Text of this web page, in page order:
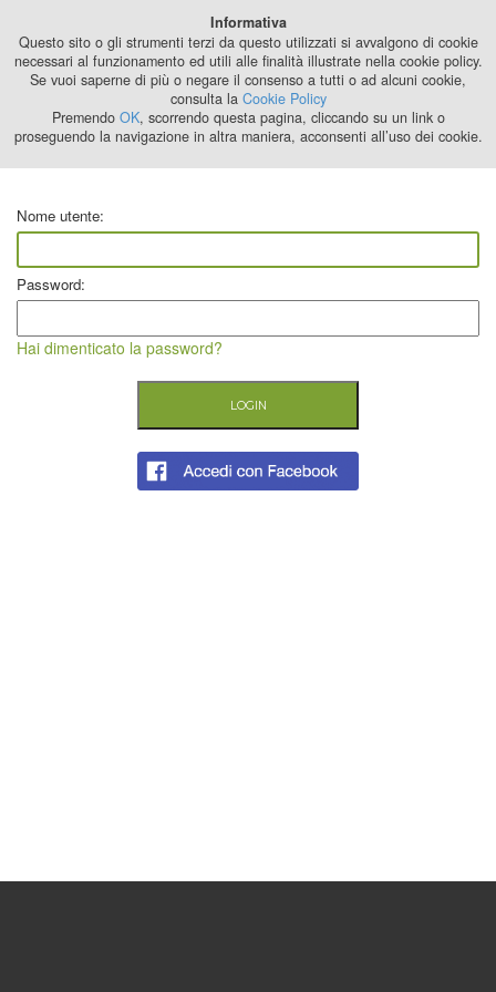
2024
Nome utente:
Password:
Hai dimenticato la password?
Informativa
Questo sito o gli strumenti terzi da questo utilizzati si avvalgono di cookie
necessari al funzionamento ed utili alle finalità illustrate nella cookie policy.
Se vuoi saperne di più o negare il consenso a tutti o ad alcuni cookie,
consulta la Cookie Policy
Premendo OK, scorrendo questa pagina, cliccando su un link o
proseguendo la navigazione in altra maniera, acconsenti all’uso dei cookie.